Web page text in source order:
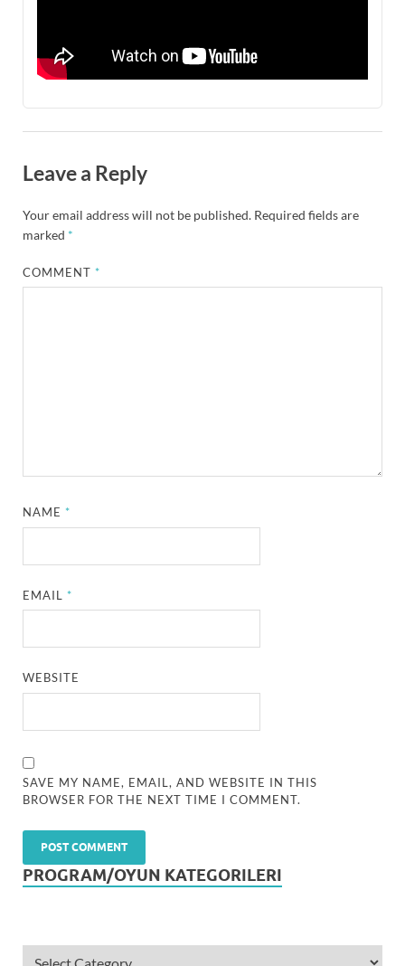
Leave a Reply
Your email address will not be published. Required fields are
marked *
COMMENT*
NAME*
EMAIL*
WEBSITE
SAVE MY NAME, EMAIL, AND WEBSITE IN THIS
BROWSER FOR THE NEXT TIME I COMMENT.
PROGRAM/OYUN KATEGORILERI